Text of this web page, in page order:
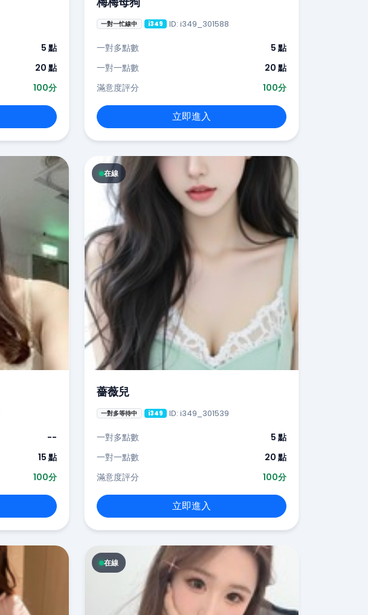
5 點
20 點
100分
一對一忙線中 i349 ID: i349_301588
一對多點數
5 點
一對一點數
20 點
滿意度評分
100分
立即進入
--
15 點
100分
在線
薔薇兒
一對多等待中 i349 ID: i349_301539
一對多點數
5 點
一對一點數
20 點
滿意度評分
100分
立即進入
在線